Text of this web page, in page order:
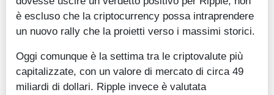
è escluso che la criptocurrency possa intraprendere
un nuovo rally che la proietti verso i massimi storici.
Oggi comunque è la settima tra le criptovalute più
capitalizzate, con un valore di mercato di circa 49
miliardi di dollari. Ripple invece è valutata